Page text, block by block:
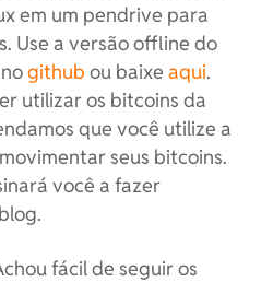
em um pendrive para
Use a versão offline do
github ou baixe aqui.
utilizar os bitcoins da
que você utilize a
seus bitcoins.
você a fazer
fácil de seguir os